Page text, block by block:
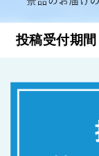
投稿受付期